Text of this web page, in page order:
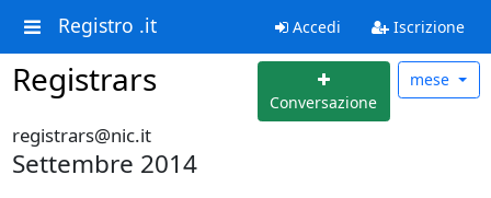
Registro .it Accedi Iscrizione
Registrars
Conversazione
mese
registrars@nic.it
Settembre 2014